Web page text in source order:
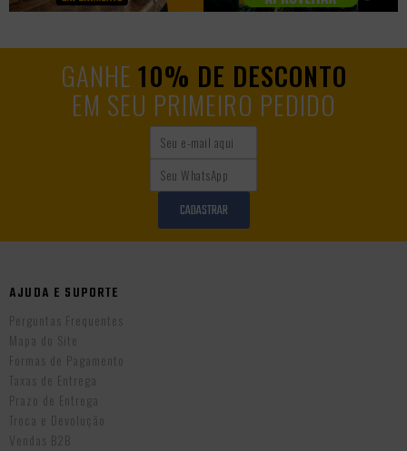
GANHE 10% DE DESCONTO
EM SEU PRIMEIRO PEDIDO
CADASTRAR
AJUDA E SUPORTE
Perguntas Frequentes
Mapa do Site
Formas de Pagamento
Taxas de Entrega
Prazo de Entrega
Troca e Devolução
Vendas B2B